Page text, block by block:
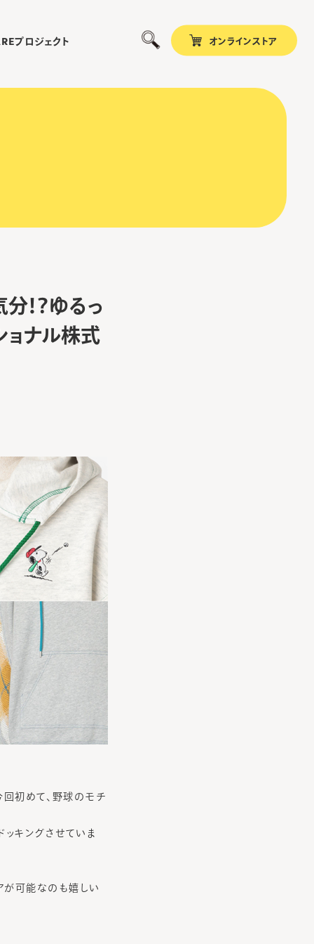
オンラインストア
プロジェクト
！？ゆるっ
ョナル株式
回初めて、野球のモチ
ッキングさせていま
が可能なのも嬉しい